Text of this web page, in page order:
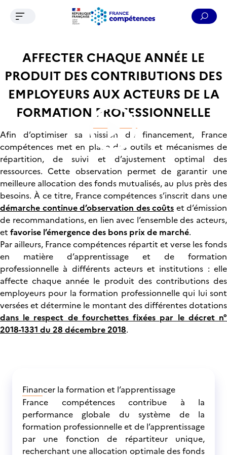
Contenu Recherche Menu Pied de page
Ouvrir le menu de navigation
AFFECTER CHAQUE ANNÉE LE
PRODUIT DES CONTRIBUTIONS DES
EMPLOYEURS AUX ACTEURS DE LA
FORMATION PROFESSIONNELLE
Vidéo Player
Afin d’optimiser sa mission de financement, France
compétences met en place des outils et mécanismes de
répartition, de suivi et d’ajustement optimal des
ressources. Cette observation permet de garantir une
meilleure allocation des fonds mutualisés, au plus près des
besoins. À ce titre, France compétences s’inscrit dans une
démarche continue d’observation des coûts et d’émission
de recommandations, en lien avec l’ensemble des acteurs,
et favorise l’émergence des bons prix de marché.
Par ailleurs, France compétences répartit et verse les fonds
en matière d’apprentissage et de formation
professionnelle à différents acteurs et institutions : elle
affecte chaque année le produit des contributions des
employeurs pour la formation professionnelle qui lui sont
versées et détermine le montant des différentes dotations
dans le respect de fourchettes fixées par le décret n°
2018-1331 du 28 décembre 2018.
Financer la formation et l’apprentissage
France compétences contribue à la
performance globale du système de la
formation professionnelle et de l’apprentissage
par une fonction de répartiteur unique,
recherchant une allocation optimale des fonds